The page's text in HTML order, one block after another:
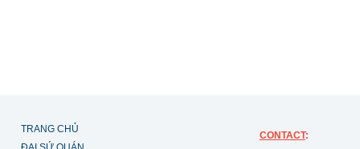
TRANG CHỦ
CONTACT: